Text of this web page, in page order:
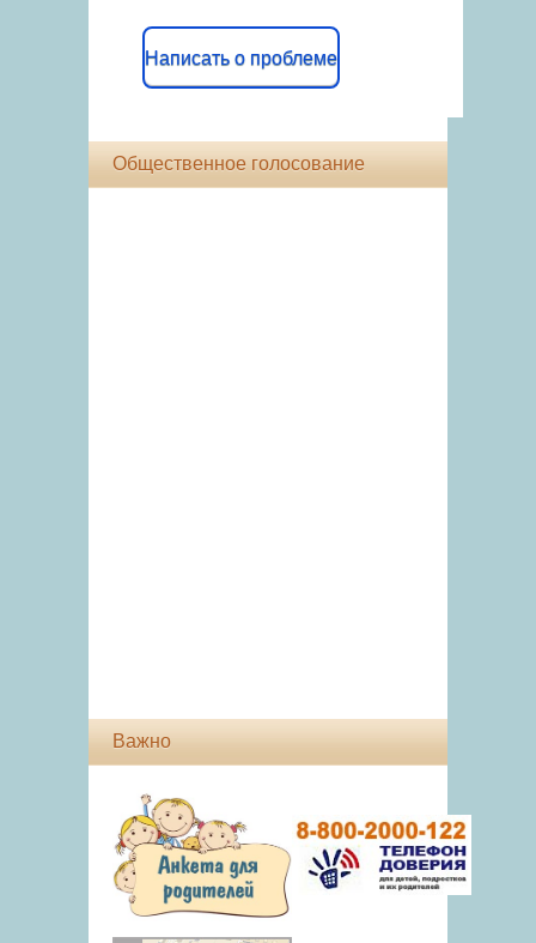
Написать о проблеме
Общественное голосование
Важно